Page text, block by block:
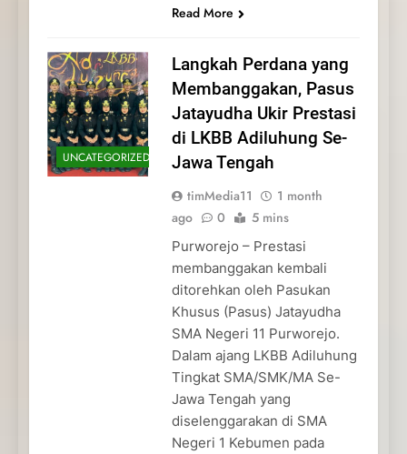
Read More
UNCATEGORIZED
Langkah Perdana yang
Membanggakan, Pasus
Jatayudha Ukir Prestasi
di LKBB Adiluhung Se-
Jawa Tengah
timMedia11
1 month
ago
0 5 mins
Purworejo – Prestasi
membanggakan kembali
ditorehkan oleh Pasukan
Khusus (Pasus) Jatayudha
SMA Negeri 11 Purworejo.
Dalam ajang LKBB Adiluhung
Tingkat SMA/SMK/MA Se-
Jawa Tengah yang
diselenggarakan di SMA
Negeri 1 Kebumen pada